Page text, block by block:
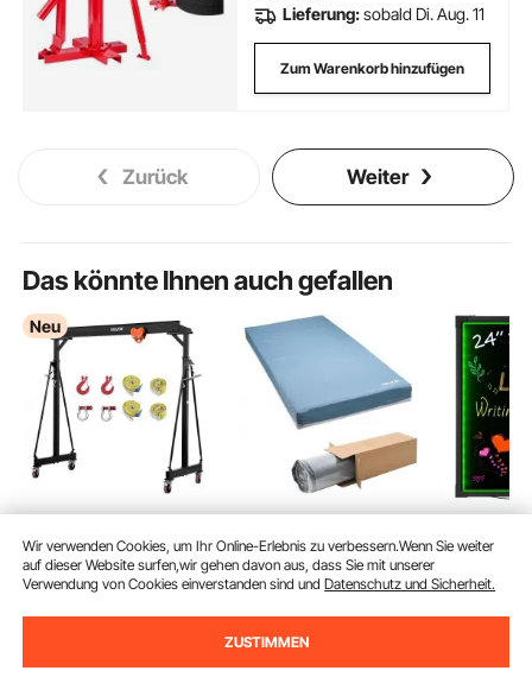
Lieferung:sobald Di. Aug. 11
Zum Warenkorb hinzufügen
Zurück Weiter
Das könnte Ihnen auch gefallen
Neu
VEVOR Mobiler
Portalkran mit
2267,96kg Tragkraft,
VEVOR Pflegematratze,
204 kg Tragkraft,
medizinische
Schaumstoffmatratze,
wasserdicht, für die
(25)
261
VEVOR
el, 24 x
23
Wir verwenden Cookies, um Ihr Online-Erlebnis zu verbessern.Wenn Sie weiter
auf dieser Website surfen,wir gehen davon aus, dass Sie mit unserer
Verwendung von Cookies einverstanden sind undDatenschutz und Sicherheit.
ZUSTIMMEN